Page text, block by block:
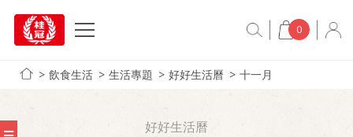
0
飲食生活 生活專題 好好生活曆 十一月
好好生活曆